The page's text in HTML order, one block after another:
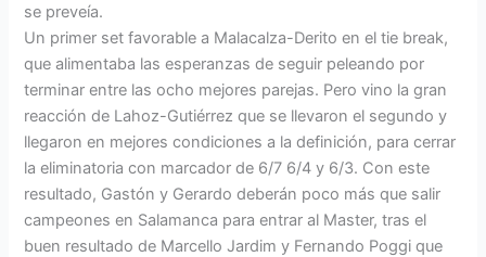
se preveía.
Un primer set favorable a Malacalza-Derito en el tie break,
que alimentaba las esperanzas de seguir peleando por
terminar entre las ocho mejores parejas. Pero vino la gran
reacción de Lahoz-Gutiérrez que se llevaron el segundo y
llegaron en mejores condiciones a la definición, para cerrar
la eliminatoria con marcador de 6/7 6/4 y 6/3. Con este
resultado, Gastón y Gerardo deberán poco más que salir
campeones en Salamanca para entrar al Master, tras el
buen resultado de Marcello Jardim y Fernando Poggi que